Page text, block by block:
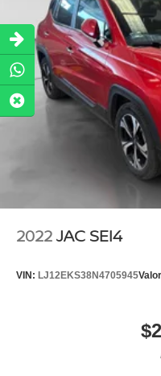
2022JAC SEI4
VIN: LJ12EKS38N4705945